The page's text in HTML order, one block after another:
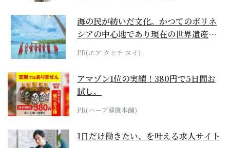
海の民が紡いだ文化。かつてのポリネ
シアの中心地であり現在の世界遺産か
らみえてくる...
PR(エア タヒチ ヌイ)
アマゾン1位の実績！380円で5日間お
試し。
PR(ハーブ健康本舗)
1日だけ働きたい、を叶える求人サイト